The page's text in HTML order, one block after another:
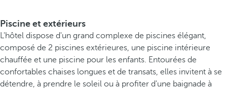
Piscine et extérieurs
L'hôtel dispose d'un grand complexe de piscines élégant,
composé de 2 piscines extérieures, une piscine intérieure
chauffée et une piscine pour les enfants. Entourées de
confortables chaises longues et de transats, elles invitent à se
détendre, à prendre le soleil ou à profiter d'une baignade à